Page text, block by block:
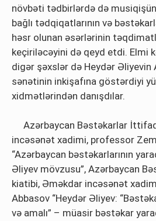
növbəti tədbirlərdə də
bağlı tədqiqatlarının və
həsr olunan əsərlərinin
keçiriləcəyini də qeyd etdi. Elmi
digər şəxslər də Heydər Əliyevin
sənətinin inkişafına göstərdiyi
xidmətlərindən danışdılar.
Azərbaycan Bəstəkarlar
incəsənət xadimi, professor
“Azərbaycan bəstəkarlarının
Əliyev mövzusu”, Azərbaycan
kiatibi, Əməkdar incəsənət
Abbasov “Heydər Əliyev:
və amalı” – müasir bəstəkar